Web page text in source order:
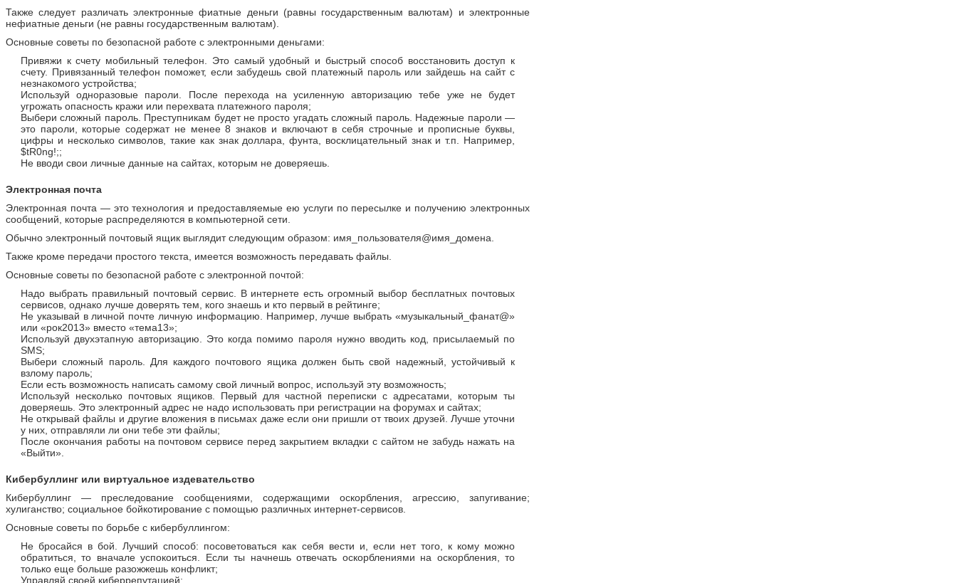
Также следует различать электронные фиатные деньги (равны государственным валютам) и электронные
нефиатные деньги (не равны государственным валютам).
Основные советы по безопасной работе с электронными деньгами:
Привяжи к счету мобильный телефон. Это самый удобный и быстрый способ восстановить доступ к
счету. Привязанный телефон поможет, если забудешь свой платежный пароль или зайдешь на сайт с
незнакомого устройства;
Используй одноразовые пароли. После перехода на усиленную авторизацию тебе уже не будет
угрожать опасность кражи или перехвата платежного пароля;
Выбери сложный пароль. Преступникам будет не просто угадать сложный пароль. Надежные пароли —
это пароли, которые содержат не менее 8 знаков и включают в себя строчные и прописные буквы,
цифры и несколько символов, такие как знак доллара, фунта, восклицательный знак и т.п. Например,
$tR0ng!;;
Не вводи свои личные данные на сайтах, которым не доверяешь.
Электронная почта
Электронная почта — это технология и предоставляемые ею услуги по пересылке и получению электронных
сообщений, которые распределяются в компьютерной сети.
Обычно электронный почтовый ящик выглядит следующим образом: имя_пользователя@имя_домена.
Также кроме передачи простого текста, имеется возможность передавать файлы.
Основные советы по безопасной работе с электронной почтой:
Надо выбрать правильный почтовый сервис. В интернете есть огромный выбор бесплатных почтовых
сервисов, однако лучше доверять тем, кого знаешь и кто первый в рейтинге;
Не указывай в личной почте личную информацию. Например, лучше выбрать «музыкальный_фанат@»
или «рок2013» вместо «тема13»;
Используй двухэтапную авторизацию. Это когда помимо пароля нужно вводить код, присылаемый по
SMS;
Выбери сложный пароль. Для каждого почтового ящика должен быть свой надежный, устойчивый к
взлому пароль;
Если есть возможность написать самому свой личный вопрос, используй эту возможность;
Используй несколько почтовых ящиков. Первый для частной переписки с адресатами, которым ты
доверяешь. Это электронный адрес не надо использовать при регистрации на форумах и сайтах;
Не открывай файлы и другие вложения в письмах даже если они пришли от твоих друзей. Лучше уточни
у них, отправляли ли они тебе эти файлы;
После окончания работы на почтовом сервисе перед закрытием вкладки с сайтом не забудь нажать на
«Выйти».
Кибербуллинг или виртуальное издевательство
Кибербуллинг — преследование сообщениями, содержащими оскорбления, агрессию, запугивание;
хулиганство; социальное бойкотирование с помощью различных интернет-сервисов.
Основные советы по борьбе с кибербуллингом:
Не бросайся в бой. Лучший способ: посоветоваться как себя вести и, если нет того, к кому можно
обратиться, то вначале успокоиться. Если ты начнешь отвечать оскорблениями на оскорбления, то
только еще больше разожжешь конфликт;
Управляй своей киберрепутацией;